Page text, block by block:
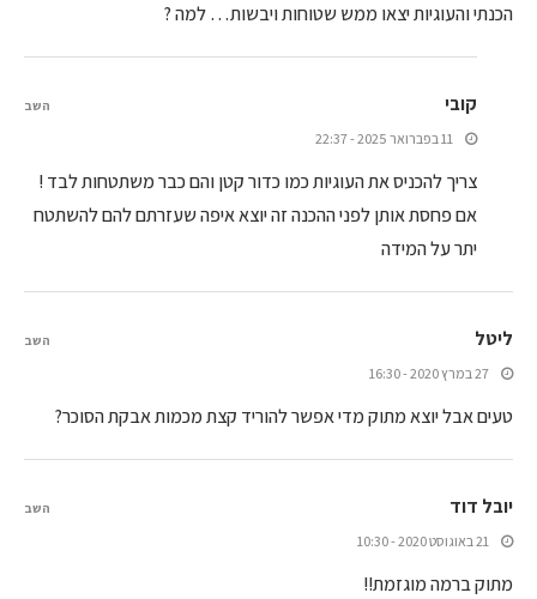
הכנתי והעוגיות יצאו ממש שטוחות ויבשות… למה ?
קובי
11 בפברואר 2025 - 22:37
צריך להכניס את העוגיות כמו כדור קטן והם כבר משתטחות לבד !
אם פחסת אותן לפני ההכנה זה יוצא איפה שעזרתם להם להשתטח
יתר על המידה
השב
ליטל
27 במרץ 2020 - 16:30
טעים אבל יוצא מתוק מדי אפשר להוריד קצת מכמות אבקת הסוכר?
השב
יובל דוד
21 באוגוסט 2020 - 10:30
מתוק ברמה מוגזמת!!
השב